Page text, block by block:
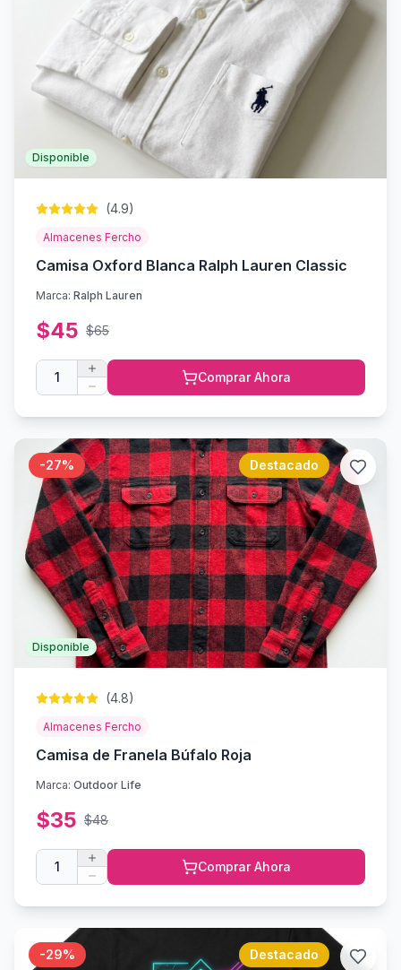
Disponible
(4.9)
Almacenes Fercho
Camisa Oxford Blanca Ralph Lauren Classic
Marca: Ralph Lauren
$45 $65
1 Comprar Ahora
-27% Destacado
Disponible
(4.8)
Almacenes Fercho
Camisa de Franela Búfalo Roja
Marca: Outdoor Life
$35 $48
1 Comprar Ahora
-29% Destacado